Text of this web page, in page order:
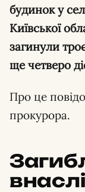
будинок у
Київської
загинули
ще четверо
Про це
прокурора.